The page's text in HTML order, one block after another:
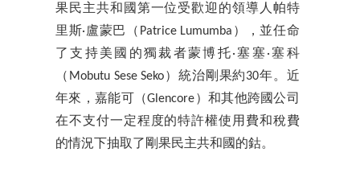
果民主共和國第一位受歡迎的領導人帕特
里斯·盧蒙巴（Patrice Lumumba），並任命
了支持美國的獨裁者蒙博托·塞塞·塞科
（Mobutu Sese Seko）統治剛果約30年。近
年來，嘉能可（Glencore）和其他跨國公司
在不支付一定程度的特許權使用費和稅費
的情況下抽取了剛果民主共和國的鈷。